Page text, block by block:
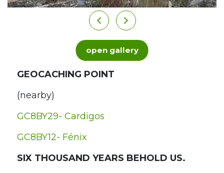
open gallery
GEOCACHING POINT
(nearby)
GC8BY29- Cardigos
GC8BY12- Fénix
SIX THOUSAND YEARS BEHOLD US.